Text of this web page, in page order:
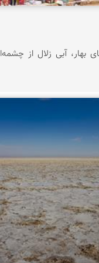
بهار، آبی زلال از